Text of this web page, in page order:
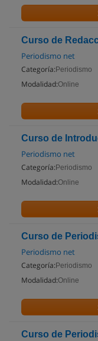
Curso de
Periodismo net
Categoría: Periodismo
Modalidad:Online
Curso de
Periodismo net
Categoría: Periodismo
Modalidad:Online
Curso de
Periodismo net
Categoría: Periodismo
Modalidad:Online
Curso de